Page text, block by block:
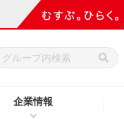
企業情報